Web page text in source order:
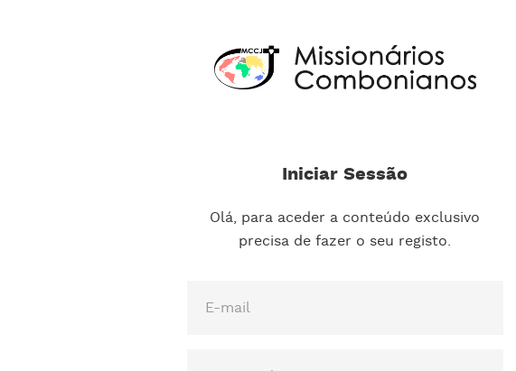
Iniciar Sessão
Olá, para aceder a conteúdo exclusivo
precisa de fazer o seu registo.